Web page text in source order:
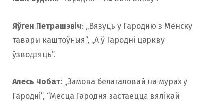
Яўген Петрашэвіч: „Вязуць у Гародню з Менску
тавары каштоўныя”, „А ў Гародні царкву
ўзводзяць”.
Алесь Чобат: „Замова белагаловай на мурах у
Гародні”, “Месца Гародня застаецца вялікай